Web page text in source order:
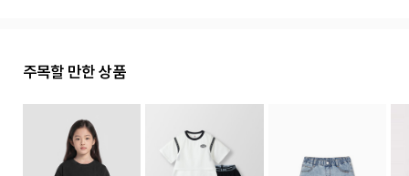
주목할 만한 상품